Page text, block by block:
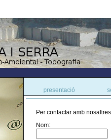
presentació
Per contactar amb
Nom: